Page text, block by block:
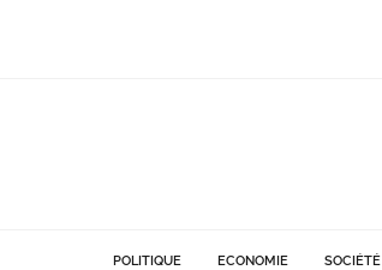
POLITIQUE ECONOMIE SOCIÉTÉ